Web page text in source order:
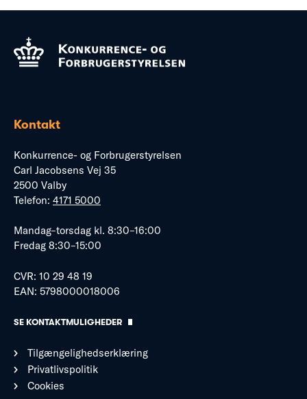
Kontakt
Konkurrence- og Forbrugerstyrelsen
Carl Jacobsens Vej 35
2500 Valby
Telefon: 4171 5000
Mandag–torsdag kl. 8:30–16:00
Fredag 8:30–15:00
CVR: 10 29 48 19
EAN: 5798000018006
SE KONTAKTMULIGHEDER
Tilgængelighedserklæring
Privatlivspolitik
Cookies